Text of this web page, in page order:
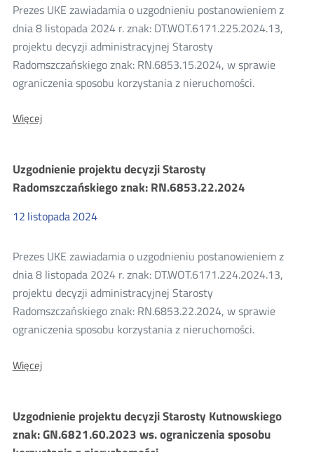
Orange
Polska
S.A.
Prezes UKE zawiadamia o uzgodnieniu postanowieniem z
dnia 8 listopada 2024 r. znak: DT.WOT.6171.225.2024.13,
projektu decyzji administracyjnej Starosty
Radomszczańskiego znak: RN.6853.15.2024, w sprawie
ograniczenia sposobu korzystania z nieruchomości.
WięcejO:
Starosty
Radomszczańskiego
znak:
Uzgodnienie projektu decyzji Starosty
Radomszczańskiego znak: RN.6853.22.2024
12 listopada2024
Prezes UKE zawiadamia o uzgodnieniu postanowieniem z
dnia 8 listopada 2024 r. znak: DT.WOT.6171.224.2024.13,
projektu decyzji administracyjnej Starosty
Radomszczańskiego znak: RN.6853.22.2024, w sprawie
ograniczenia sposobu korzystania z nieruchomości.
WięcejO:
Starosty
Radomszczańskiego
znak:
Uzgodnienie projektu decyzji Starosty Kutnowskiego
znak: GN.6821.60.2023 ws. ograniczenia sposobu